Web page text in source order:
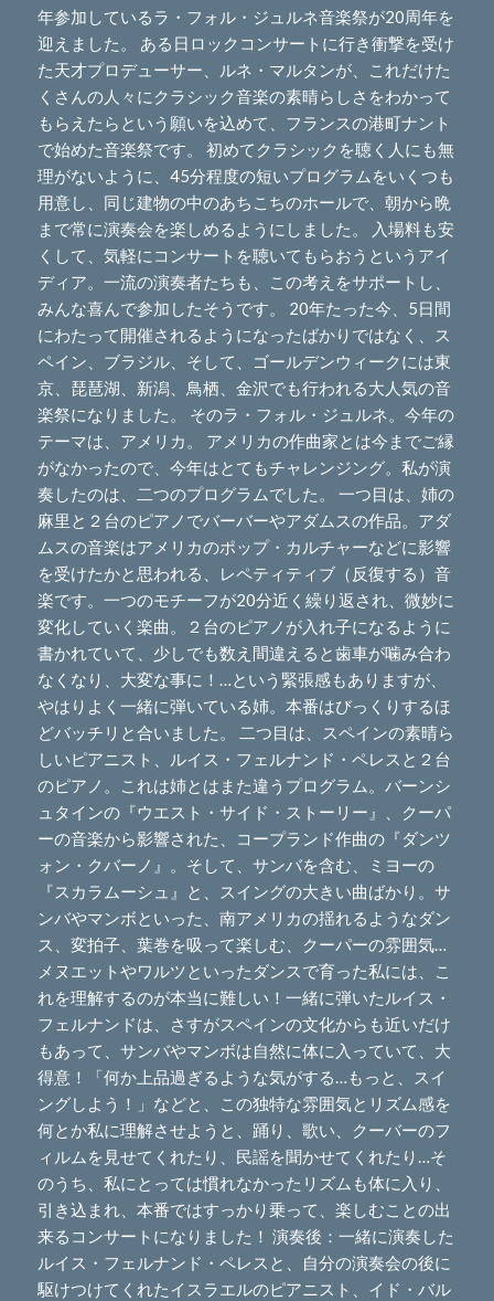
年参加しているラ・フォル・ジュルネ音楽祭が20周年を
迎えました。 ある日ロックコンサートに行き衝撃を受け
た天才プロデューサー、ルネ・マルタンが、これだけた
くさんの人々にクラシック音楽の素晴らしさをわかって
もらえたらという願いを込めて、フランスの港町ナント
で始めた音楽祭です。 初めてクラシックを聴く人にも無
理がないように、45分程度の短いプログラムをいくつも
用意し、同じ建物の中のあちこちのホールで、朝から晩
まで常に演奏会を楽しめるようにしました。 入場料も安
くして、気軽にコンサートを聴いてもらおうというアイ
ディア。一流の演奏者たちも、この考えをサポートし、
みんな喜んで参加したそうです。 20年たった今、5日間
にわたって開催されるようになったばかりではなく、ス
ペイン、ブラジル、そして、ゴールデンウィークには東
京、琵琶湖、新潟、鳥栖、金沢でも行われる大人気の音
楽祭になりました。 そのラ・フォル・ジュルネ。今年の
テーマは、アメリカ。 アメリカの作曲家とは今までご縁
がなかったので、今年はとてもチャレンジング。私が演
奏したのは、二つのプログラムでした。 一つ目は、姉の
麻里と２台のピアノでバーバーやアダムスの作品。アダ
ムスの音楽はアメリカのポップ・カルチャーなどに影響
を受けたかと思われる、レペティティブ（反復する）音
楽です。一つのモチーフが20分近く繰り返され、微妙に
変化していく楽曲。２台のピアノが入れ子になるように
書かれていて、少しでも数え間違えると歯車が噛み合わ
なくなり、大変な事に！…という緊張感もありますが、
やはりよく一緒に弾いている姉。本番はびっくりするほ
どバッチリと合いました。 二つ目は、スペインの素晴ら
しいピアニスト、ルイス・フェルナンド・ペレスと２台
のピアノ。これは姉とはまた違うプログラム。バーンシ
ュタインの『ウエスト・サイド・ストーリー』、クーパ
ーの音楽から影響された、コープランド作曲の『ダンツ
ォン・クバーノ』。そして、サンバを含む、ミヨーの
『スカラムーシュ』と、スイングの大きい曲ばかり。サ
ンバやマンボといった、南アメリカの揺れるようなダン
ス、変拍子、葉巻を吸って楽しむ、クーパーの雰囲気…
メヌエットやワルツといったダンスで育った私には、こ
れを理解するのが本当に難しい！一緒に弾いたルイス・
フェルナンドは、さすがスペインの文化からも近いだけ
もあって、サンバやマンボは自然に体に入っていて、大
得意！「何か上品過ぎるような気がする…もっと、スイ
ングしよう！」などと、この独特な雰囲気とリズム感を
何とか私に理解させようと、踊り、歌い、クーバーのフ
ィルムを見せてくれたり、民謡を聞かせてくれたり…そ
のうち、私にとっては慣れなかったリズムも体に入り、
引き込まれ、本番ではすっかり乗って、楽しむことの出
来るコンサートになりました！ 演奏後：一緒に演奏した
ルイス・フェルナンド・ペレスと、自分の演奏会の後に
駆けつけてくれたイスラエルのピアニスト、イド・バル